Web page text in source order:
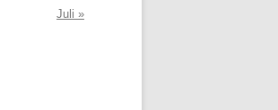
Juli »